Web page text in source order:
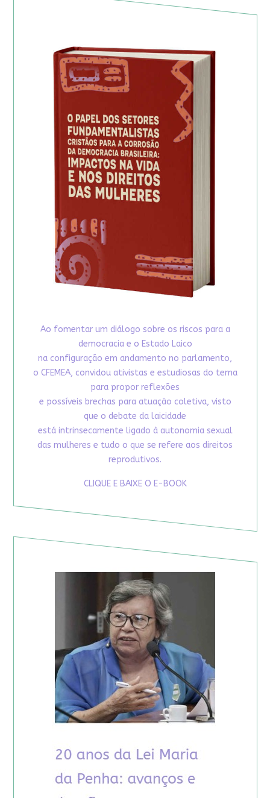
Ao fomentar um diálogo sobre os riscos para a
democracia e o Estado Laico
na configuração em andamento no parlamento,
o CFEMEA, convidou ativistas e estudiosas do tema
para propor reflexões
e possíveis brechas para atuação coletiva, visto
que o debate da laicidade
está intrinsecamente ligado à autonomia sexual
das mulheres e tudo o que se refere aos direitos
reprodutivos.
CLIQUE E BAIXE O E-BOOK